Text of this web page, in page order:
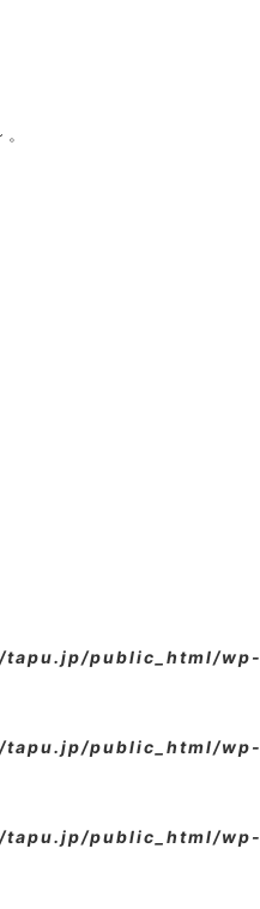
tapu.jp/public_html/wp-
tapu.jp/public_html/wp-
tapu.jp/public_html/wp-